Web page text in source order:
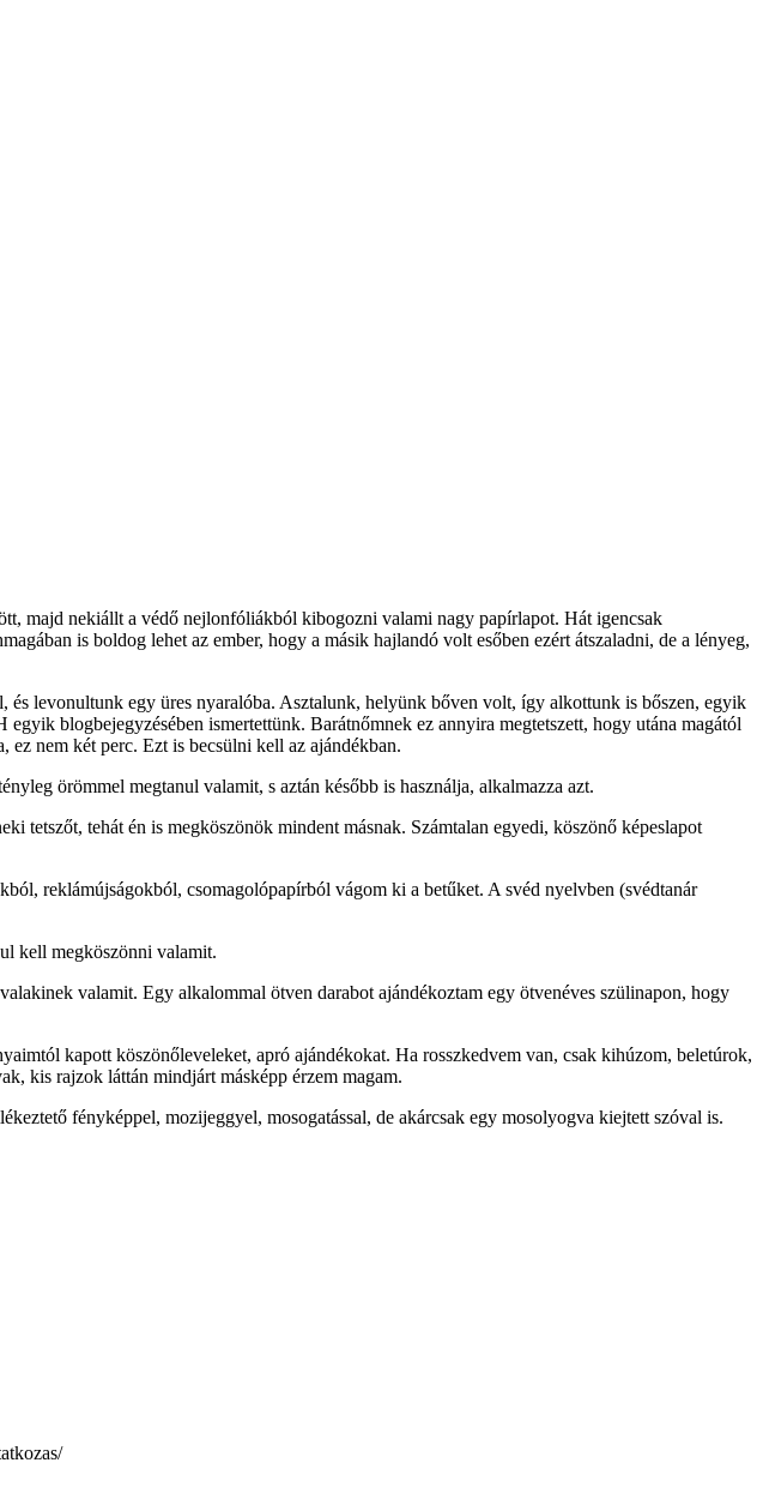
majd nekiállt a védő nejlonfóliákból kibogozni valami nagy papírlapot. Hát igencsak
is boldog lehet az ember, hogy a másik hajlandó volt esőben ezért átszaladni, de a lényeg,
levonultunk egy üres nyaralóba. Asztalunk, helyünk bőven volt, így alkottunk is bőszen, egyik
egyik blogbejegyzésében ismertettünk. Barátnőmnek ez annyira megtetszett, hogy utána magától
ez nem két perc. Ezt is becsülni kell az ajándékban.
örömmel megtanul valamit, s aztán később is használja, alkalmazza azt.
tetszőt, tehát én is megköszönök mindent másnak. Számtalan egyedi, köszönő képeslapot
reklámújságokból, csomagolópapírból vágom ki a betűket. A svéd nyelvben (svédtanár
kell megköszönni valamit.
valamit. Egy alkalommal ötven darabot ajándékoztam egy ötvenéves szülinapon, hogy
kapott köszönőleveleket, apró ajándékokat. Ha rosszkedvem van, csak kihúzom, beletúrok,
kis rajzok láttán mindjárt másképp érzem magam.
fényképpel, mozijeggyel, mosogatással, de akárcsak egy mosolyogva kiejtett szóval is.